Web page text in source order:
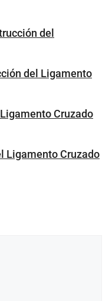
del
del Ligamento
Cruzado
Ligamento Cruzado